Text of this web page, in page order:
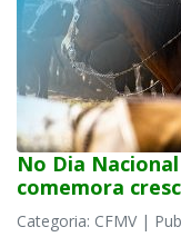
No Dia
comemora
Categoria: CFMV |